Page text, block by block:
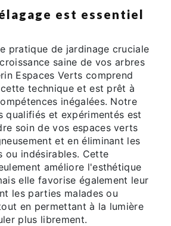
est essentiel
pratique de jardinage cruciale
saine de vos arbres
Espaces Verts comprend
technique et est prêt à
inégalées. Notre
qualifiés et expérimentés est
soin de vos espaces verts
et en éliminant les
ou indésirables. Cette
améliore l'esthétique
elle favorise également leur
les parties malades ou
en permettant à la lumière
plus librement.